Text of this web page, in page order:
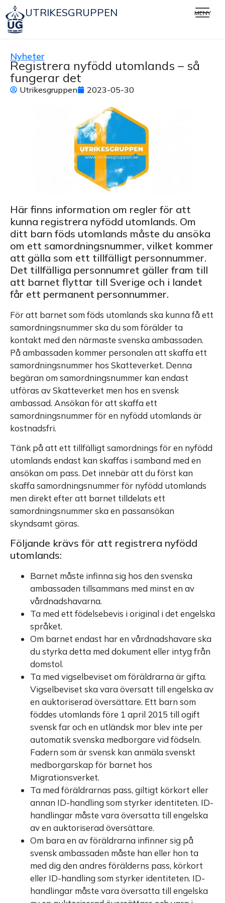
UTRIKESGRUPPEN MENY
Nyheter
Registrera nyfödd utomlands – så
fungerar det
Utrikesgruppen 2023-05-30
Här finns information om regler för att
kunna registrera nyfödd utomlands. Om
ditt barn föds utomlands måste du ansöka
om ett samordningsnummer, vilket kommer
att gälla som ett tillfälligt personnummer.
Det tillfälliga personnumret gäller fram till
att barnet flyttar till Sverige och i landet
får ett permanent personnummer.
För att barnet som föds utomlands ska kunna få ett
samordningsnummer ska du som förälder ta
kontakt med den närmaste svenska ambassaden.
På ambassaden kommer personalen att skaffa ett
samordningsnummer hos Skatteverket. Denna
begäran om samordningsnummer kan endast
utföras av Skatteverket men hos en svensk
ambassad. Ansökan för att skaffa ett
samordningsnummer för en nyfödd utomlands är
kostnadsfri.
Tänk på att ett tillfälligt samordnings för en nyfödd
utomlands endast kan skaffas i samband med en
ansökan om pass. Det innebär att du först kan
skaffa samordningsnummer för nyfödd utomlands
men direkt efter att barnet tilldelats ett
samordningsnummer ska en passansökan
skyndsamt göras.
Följande krävs för att registrera nyfödd
utomlands:
Barnet måste infinna sig hos den svenska
ambassaden tillsammans med minst en av
vårdnadshavarna.
Ta med ett födelsebevis i original i det engelska
språket.
Om barnet endast har en vårdnadshavare ska
du styrka detta med dokument eller intyg från
domstol.
Ta med vigselbeviset om föräldrarna är gifta.
Vigselbeviset ska vara översatt till engelska av
en auktoriserad översättare. Ett barn som
föddes utomlands före 1 april 2015 till ogift
svensk far och en utländsk mor blev inte per
automatik svenska medborgare vid födseln.
Fadern som är svensk kan anmäla svenskt
medborgarskap för barnet hos
Migrationsverket.
Ta med föräldrarnas pass, giltigt körkort eller
annan ID-handling som styrker identiteten. ID-
handlingar måste vara översatta till engelska
av en auktoriserad översättare.
Om bara en av föräldrarna infinner sig på
svensk ambassaden måste han eller hon ta
med dig den andres förälderns pass, körkort
eller ID-handling som styrker identiteten. ID-
handlingar måste vara översatta till engelska